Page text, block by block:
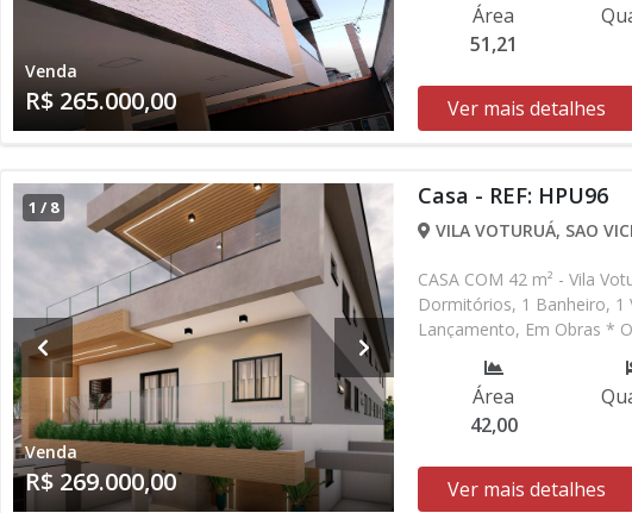
Venda
R$ 265.000,00
Área
51,21
Ver mais detalhes
1 / 8
Venda
R$ 269.000,00
Casa - REF: HPU96
VILA VOTURUÁ, SAO
CASA COM 42 m² - Vila
Dormitórios, 1 Banheiro, 1
Lançamento, Em Obras *
sem prévio aviso. Favor
Área
42,00
Ver mais detalhes